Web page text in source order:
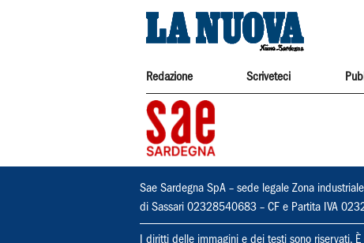
Redazione Scriveteci
Sae Sardegna SpA – sede legale Zona
di Sassari 02328540683 – CF e Partita IVA
I diritti delle immagini e dei testi sono riservati.